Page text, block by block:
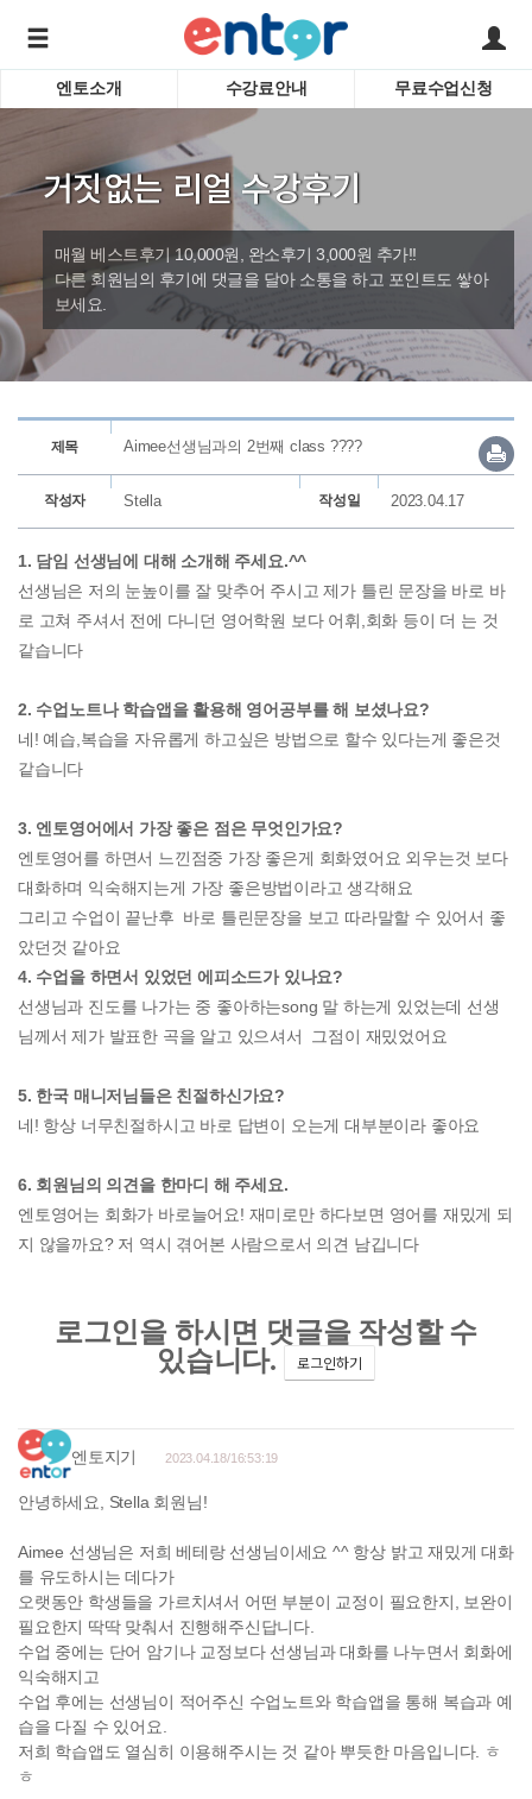
학습도우미 G1
바로가기
서비스안내
강사소개
회사소개
어린이
영자신
수업
엔토소개 수강료안내 무료수업신청
거짓없는 리얼 수강후기
매월 베스트후기 10,000원, 완소후기 3,000원 추가!!
다른 회원님의 후기에 댓글을 달아 소통을 하고 포인트도 쌓아
보세요.
제목 Aimee선생님과의 2번째 class ????
작성자 Stella 작성일 2023.04.17
1. 담임 선생님에 대해 소개해 주세요.^^
선생님은 저의 눈높이를 잘 맞추어 주시고 제가 틀린 문장을 바로 바
로 고쳐 주셔서 전에 다니던 영어학원 보다 어휘,회화 등이 더 는 것
같습니다
2. 수업노트나 학습앱을 활용해 영어공부를 해 보셨나요?
네! 예습,복습을 자유롭게 하고싶은 방법으로 할수 있다는게 좋은것
같습니다
3. 엔토영어에서 가장 좋은 점은 무엇인가요?
엔토영어를 하면서 느낀점중 가장 좋은게 회화였어요 외우는것 보다
대화하며 익숙해지는게 가장 좋은방법이라고 생각해요
그리고 수업이 끝난후 바로 틀린문장을 보고 따라말할 수 있어서 좋
았던것 같아요
4. 수업을 하면서 있었던 에피소드가 있나요?
선생님과 진도를 나가는 중 좋아하는song 말 하는게 있었는데 선생
님께서 제가 발표한 곡을 알고 있으셔서 그점이 재밌었어요
5. 한국 매니저님들은 친절하신가요?
네! 항상 너무친절하시고 바로 답변이 오는게 대부분이라 좋아요
6. 회원님의 의견을 한마디 해 주세요.
엔토영어는 회화가 바로늘어요! 재미로만 하다보면 영어를 재밌게 되
지 않을까요? 저 역시 겪어본 사람으로서 의견 남깁니다